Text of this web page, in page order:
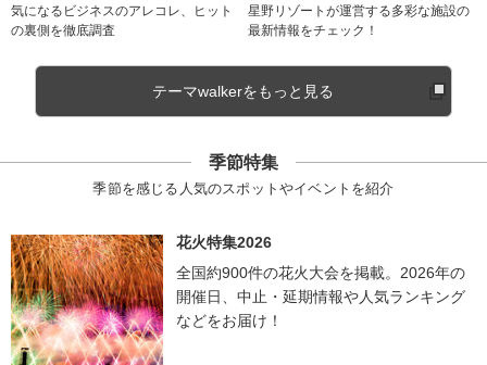
気になるビジネスのアレコレ、ヒット
の裏側を徹底調査
星野リゾートが運営する多彩な施設の
最新情報をチェック！
テーマwalkerをもっと見る
季節特集
季節を感じる人気のスポットやイベントを紹介
花火特集2026
全国約900件の花火大会を掲載。2026年の
開催日、中止・延期情報や人気ランキング
などをお届け！